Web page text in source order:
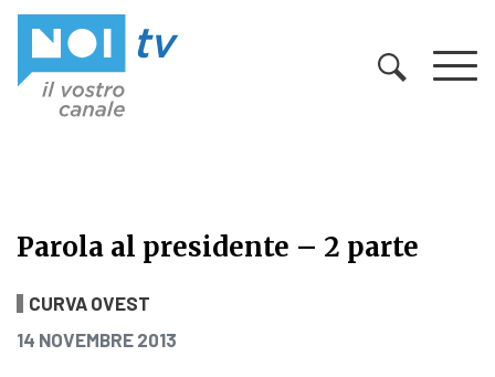
Parola al presidente – 2 parte
Parola al presidente – 2 parte
CURVA OVEST
PUBBLICATO IL
14 NOVEMBRE 2013